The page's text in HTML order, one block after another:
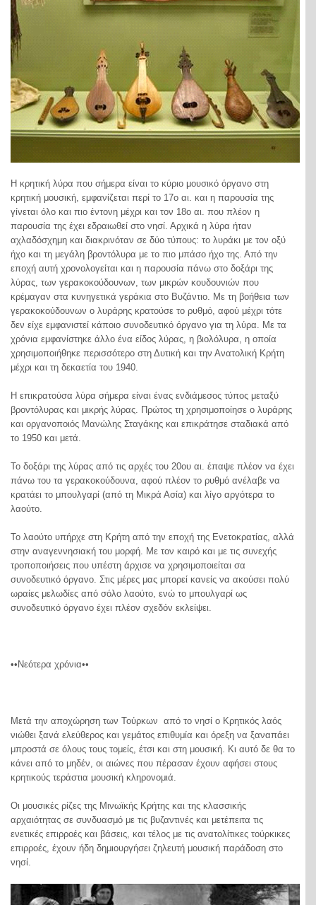
Η κρητική λύρα που σήμερα είναι το κύριο μουσικό όργανο στη
κρητική μουσική, εμφανίζεται περί το 17ο αι. και η παρουσία της
γίνεται όλο και πιο έντονη μέχρι και τον 18ο αι. που πλέον η
παρουσία της έχει εδραιωθεί στο νησί. Αρχικά η λύρα ήταν
αχλαδόσχημη και διακρινόταν σε δύο τύπους: το λυράκι με τον οξύ
ήχο και τη μεγάλη βροντόλυρα με το πιο μπάσο ήχο της. Από την
εποχή αυτή χρονολογείται και η παρουσία πάνω στο δοξάρι της
λύρας, των γερακοκούδουνων, των μικρών κουδουνιών που
κρέμαγαν στα κυνηγετικά γεράκια στο Βυζάντιο. Με τη βοήθεια των
γερακοκούδουνων ο λυράρης κρατούσε το ρυθμό, αφού μέχρι τότε
δεν είχε εμφανιστεί κάποιο συνοδευτικό όργανο για τη λύρα. Με τα
χρόνια εμφανίστηκε άλλο ένα είδος λύρας, η βιολόλυρα, η οποία
χρησιμοποιήθηκε περισσότερο στη Δυτική και την Ανατολική Κρήτη
μέχρι και τη δεκαετία του 1940.
Η επικρατούσα λύρα σήμερα είναι ένας ενδιάμεσος τύπος μεταξύ
βροντόλυρας και μικρής λύρας. Πρώτος τη χρησιμοποίησε ο λυράρης
και οργανοποιός Μανώλης Σταγάκης και επικράτησε σταδιακά από
το 1950 και μετά.
Το δοξάρι της λύρας από τις αρχές του 20ου αι. έπαψε πλέον να έχει
πάνω του τα γερακοκούδουνα, αφού πλέον το ρυθμό ανέλαβε να
κρατάει το μπουλγαρί (από τη Μικρά Ασία) και λίγο αργότερα το
λαούτο.
Το λαούτο υπήρχε στη Κρήτη από την εποχή της Ενετοκρατίας, αλλά
στην αναγεννησιακή του μορφή. Με τον καιρό και με τις συνεχής
τροποποιήσεις που υπέστη άρχισε να χρησιμοποιείται σα
συνοδευτικό όργανο. Στις μέρες μας μπορεί κανείς να ακούσει πολύ
ωραίες μελωδίες από σόλο λαούτο, ενώ το μπουλγαρί ως
συνοδευτικό όργανο έχει πλέον σχεδόν εκλείψει.
••Νεότερα χρόνια••
Μετά την αποχώρηση των Τούρκων από το νησί ο Κρητικός λαός
νιώθει ξανά ελεύθερος και γεμάτος επιθυμία και όρεξη να ξαναπάει
μπροστά σε όλους τους τομείς, έτσι και στη μουσική. Κι αυτό δε θα το
κάνει από το μηδέν, οι αιώνες που πέρασαν έχουν αφήσει στους
κρητικούς τεράστια μουσική κληρονομιά.
Οι μουσικές ρίζες της Μινωϊκής Κρήτης και της κλασσικής
αρχαιότητας σε συνδυασμό με τις βυζαντινές και μετέπειτα τις
ενετικές επιρροές και βάσεις, και τέλος με τις ανατολίτικες τούρκικες
επιρροές, έχουν ήδη δημιουργήσει ζηλευτή μουσική παράδοση στο
νησί.